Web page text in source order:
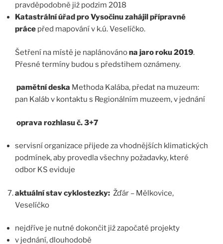
pravděpodobně již podzim 2018
Katastrální úřad pro Vysočinu zahájil přípravné
práce před mapování v k.ú. Veselíčko.
Šetření na místě je naplánovánona jaro roku 2019.
Přesné termíny budou s předstihem oznámeny.
pamětní deska Methoda Kalába, předat na muzeum:
pan Kaláb v kontaktu s Regionálním muzeem, v jednání
oprava rozhlasu č. 3+7
servisní organizace přijede za vhodnějších klimatických
podmínek, aby provedla všechny požadavky, které
odbor KS eviduje
aktuální stav cyklostezky: Žďár – Mělkovice,
Veselíčko
nejdříve je nutné dokončit již započaté projekty
v jednání, dlouhodobě